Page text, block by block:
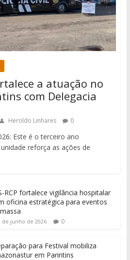
a atuação no
com Delegacia
Heroldo Linhares 0
Este é o terceiro ano
reforça as ações de
RCP fortalece vigilância hospitalar
oficina estratégica para eventos
de junho de 2026 0
para Festival mobiliza
em Parintins